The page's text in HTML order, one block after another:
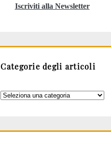
Iscriviti alla Newsletter
Categorie degli articoli
Categorie